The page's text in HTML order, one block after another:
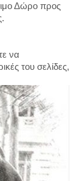
Δώρο προς
να
του σελίδες,